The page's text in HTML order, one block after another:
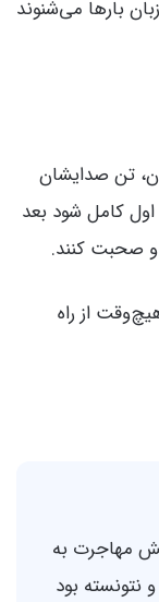
بارها می‌شنوند
تن صدایشان
کامل شود بعد
و صحبت کنند.
از راه
مهاجرت به
نتونسته بود